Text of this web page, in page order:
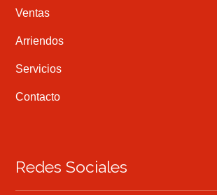
Ventas
Arriendos
Servicios
Contacto
Redes Sociales